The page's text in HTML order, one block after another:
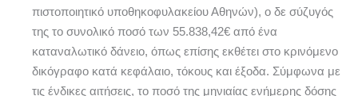
πιστοποιητικό υποθηκοφυλακείου Αθηνών), ο δε σύζυγός
της το συνολικό ποσό των 55.838,42€ από ένα
καταναλωτικό δάνειο, όπως επίσης εκθέτει στο κρινόμενο
δικόγραφο κατά κεφάλαιο, τόκους και έξοδα. Σύμφωνα με
τις ένδικες αιτήσεις, το ποσό της μηνιαίας ενήμερης δόσης